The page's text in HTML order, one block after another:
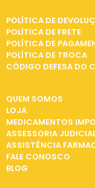
POLÍTICA DE
POLÍTICA DE FRETE
POLÍTICA DE
POLÍTICA DE TROCA
CÓDIGO DEFESA DO
QUEM SOMOS
LOJA
MEDICAMENTOS
ASSESSORIA
ASSISTÊNCIA
FALE CONOSCO
BLOG